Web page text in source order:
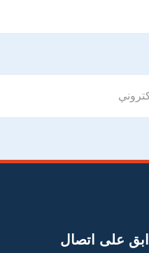
ابق على اتصال